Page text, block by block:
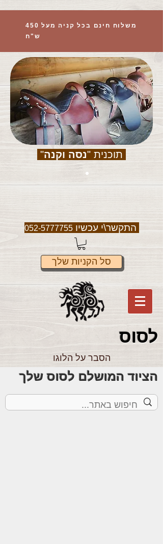
משלוח חינם בכל קניה מעל 450
ש"ח
תוכנית "נסה וקנה"
התקשר\י עכשיו052-5777755
סל הקניות שלך
לסוס
הסבר על הלוגו
הציוד המושלם לסוס שלך